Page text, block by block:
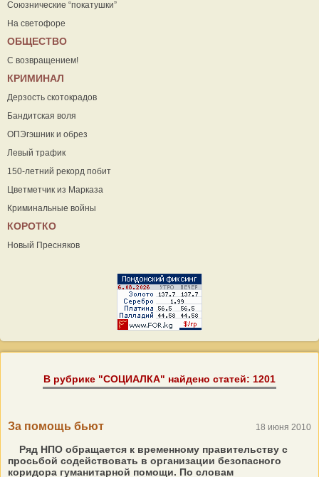
Союзнические “покатушки”
На светофоре
ОБЩЕСТВО
С возвращением!
КРИМИНАЛ
Дерзость скотокрадов
Бандитская воля
ОПЭгэшник и обрез
Левый трафик
150-летний рекорд побит
Цветметчик из Марказа
Криминальные войны
КОРОТКО
Новый Пресняков
В рубрике "СОЦИАЛКА" найдено статей: 1201
За помощь бьют 18 июня 2010
Ряд НПО обращается к временному правительству с
просьбой содействовать в организации безопасного
коридора гуманитарной помощи. По словам